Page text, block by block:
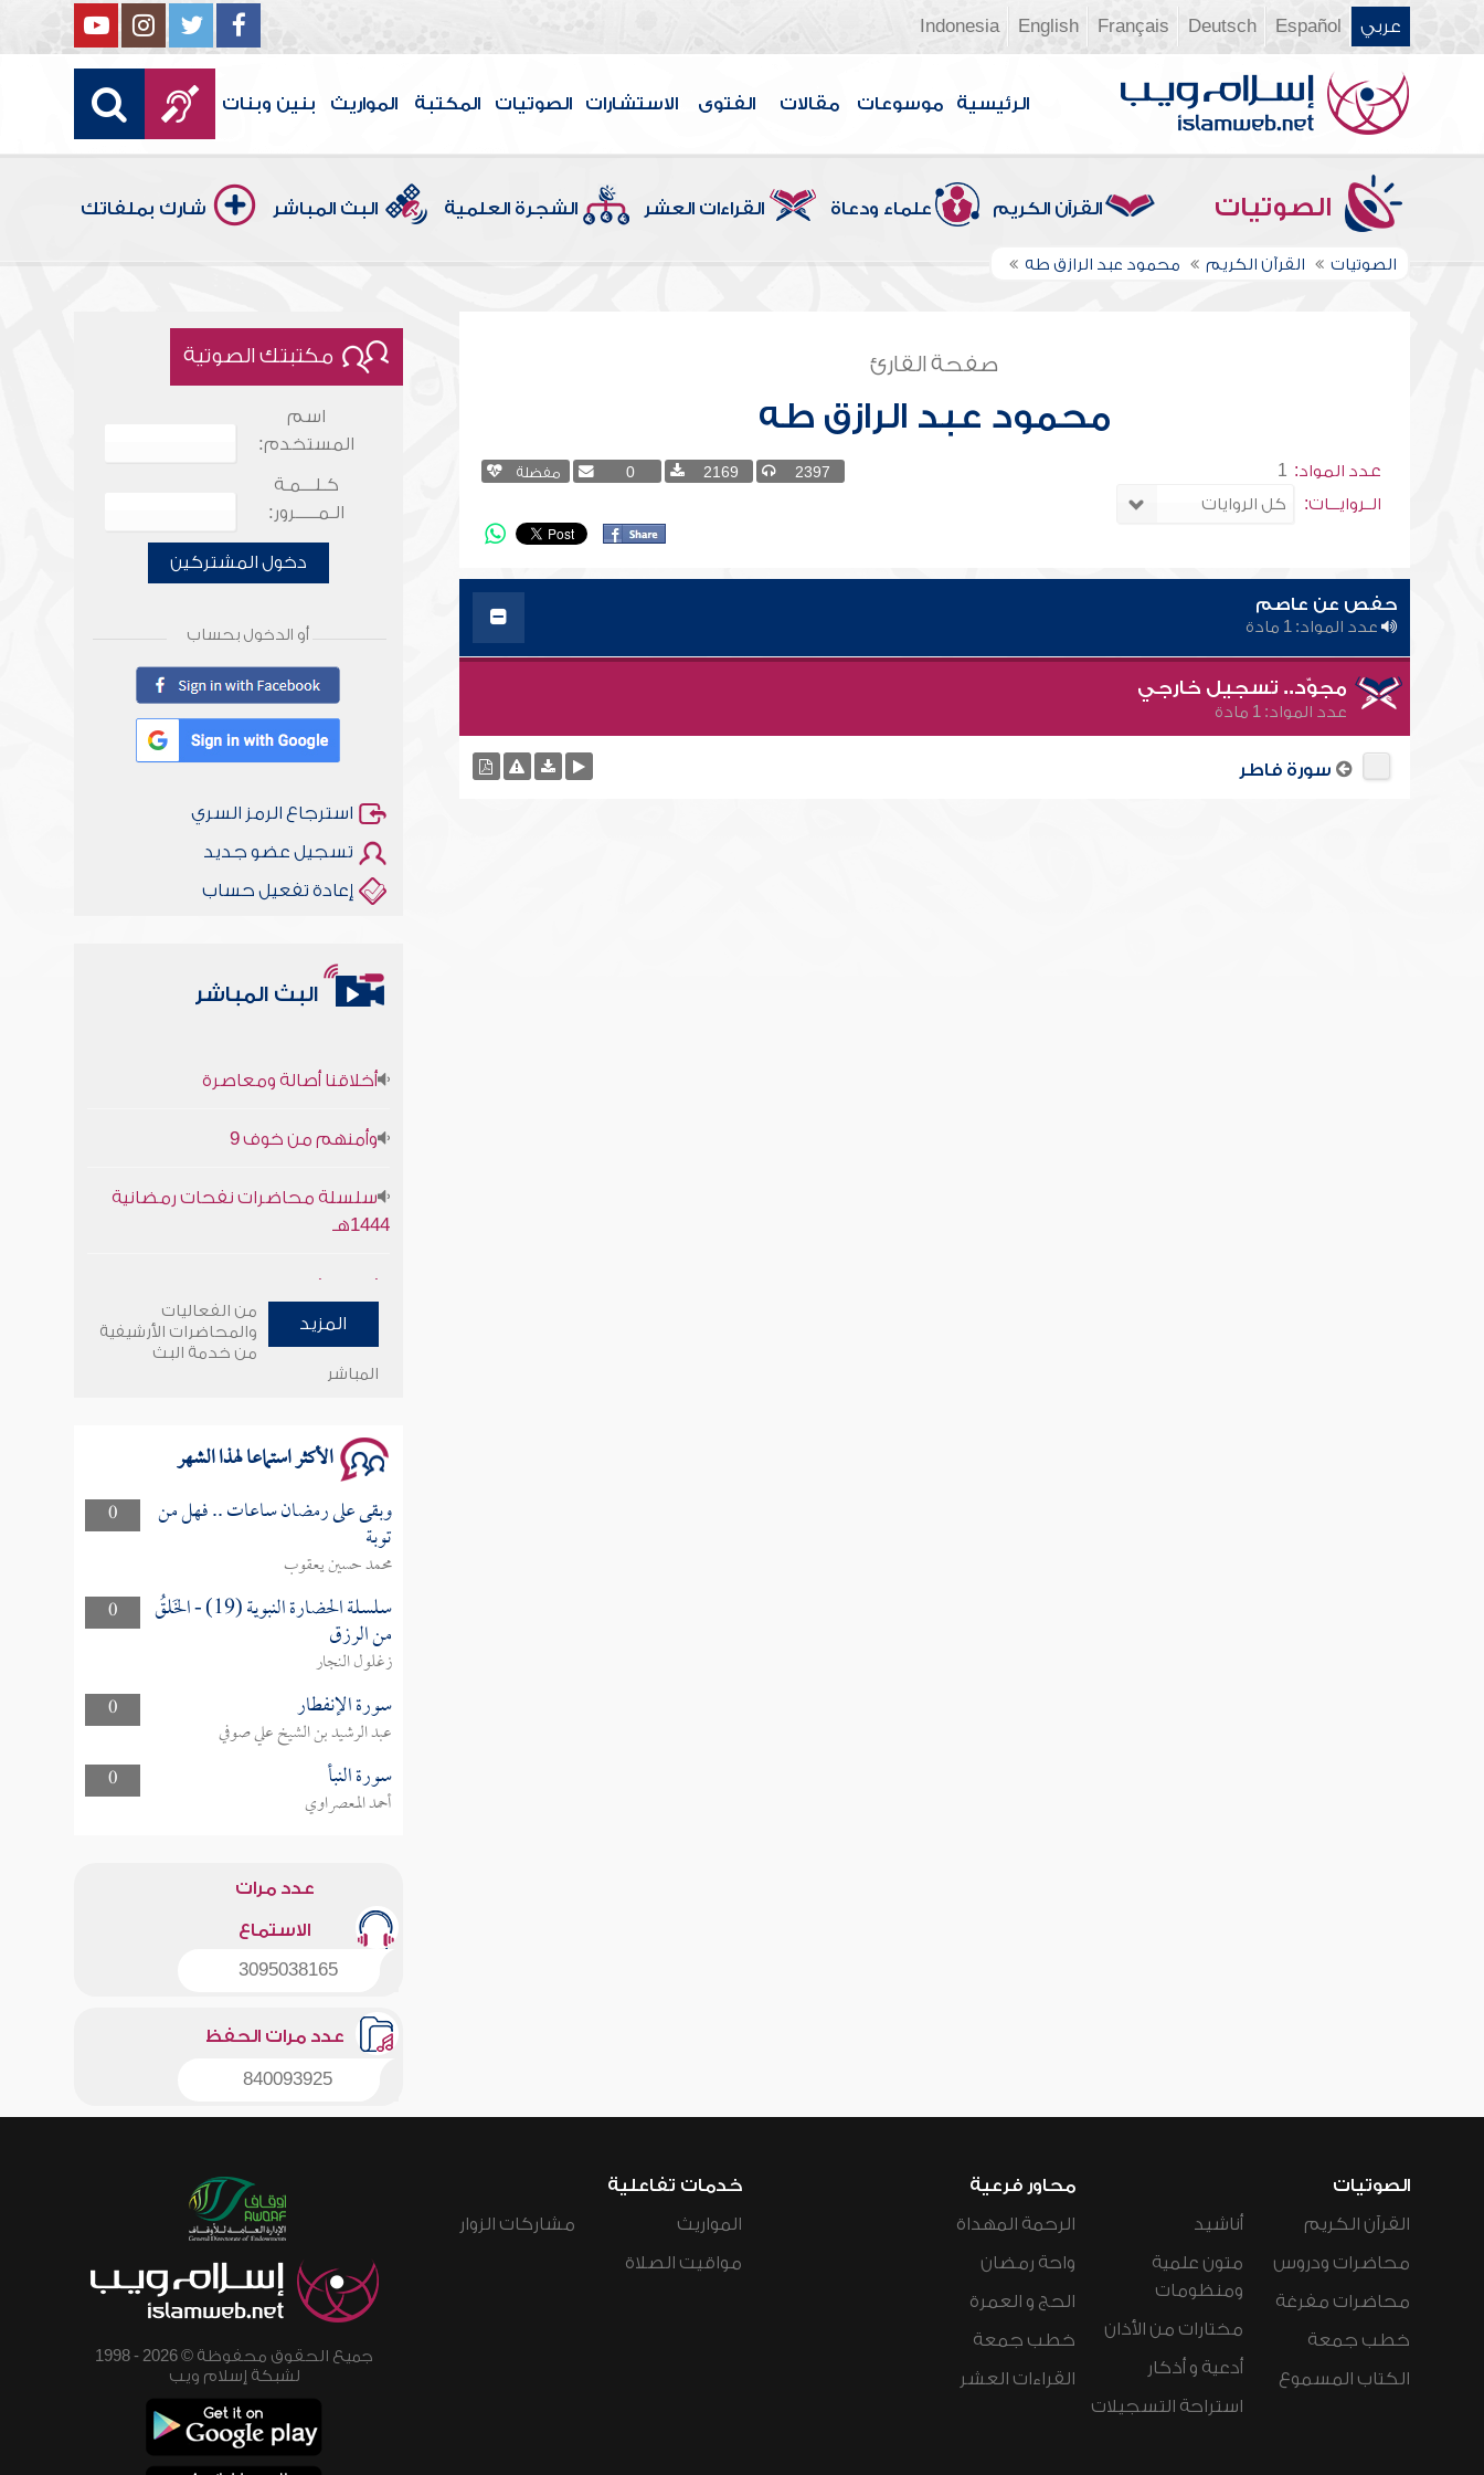
عربي Español
Deutsch
Français
English
Indonesia
الرئيسية موسوعات مقالات الفتوى الاستشارات الصوتيات المكتبة المواريث بنين وبنات
الصوتيات القرآن الكريم علماء ودعاة القراءات العشر الشجرة العلمية البث المباشر شارك بملفاتك
الصوتيات القرآن الكريم محمود عبد الرازق طه
صفحة القارئ
محمود عبد الرازق طه
عدد المواد: 1
الــروايـــات:
2397
2169
0 مفضلة
حفص عن عاصم
عدد المواد: 1 مادة
مجوّد.. تسجيل خارجي
عدد المواد: 1 مادة
سورة فاطر
مكتبتك الصوتية
اسم
المستخدم:
كـلـــمـة
الـمـــــرور:
دخول المشتركين
أو الدخول بحساب
استرجاع الرمز السري
تسجيل عضو جديد
إعادة تفعيل حساب
البث المباشر
1444هـ
وأمنهم من خوف 9
سلسلة محاضرات نفحات رمضانية
المزيد
من الفعاليات
والمحاضرات الأرشيفية
من خدمة البث
المباشر
الأكثر استماعا لهذا الشهر
0 وبقى على رمضان ساعات .. فهل من
توبة
محمد حسين يعقوب
0
سلسلة الحضارة النبوية (19) - الخَلقُ
من الرزق
زغلول النجار
0
سورة الإنفطار
عبد الرشيد بن الشيخ علي صوفي
0
سورة النبأ
أحمد المعصراوي
عدد مرات
الاستماع
3095038165
عدد مرات الحفظ
840093925
الصوتيات
القرآن الكريم
محاضرات ودروس
محاضرات مفرغة
خطب جمعة
الكتاب المسموع
أناشيد
متون علمية
ومنظومات
مختارات من الأذان
أدعية و أذكار
استراحة التسجيلات
محاور فرعية
الرحمة المهداة
واحة رمضان
الحج و العمرة
خطب جمعة
القراءات العشر
خدمات تفاعلية
المواريث
مواقيت الصلاة
مشاركات الزوار
جميع الحقوق محفوظة © 2026 - 1998
لشبكة إسلام ويب